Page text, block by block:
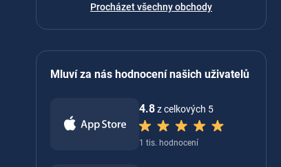
Procházet všechny obchody
Mluví za nás hodnocení našich uživatelů
4.8z celkových 5
1 tis. hodnocení